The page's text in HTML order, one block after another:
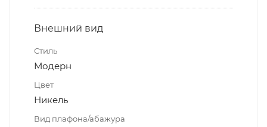
Внешний вид
Стиль
Модерн
Цвет
Никель
Вид плафона/абажура